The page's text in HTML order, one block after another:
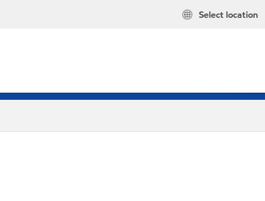
Select location